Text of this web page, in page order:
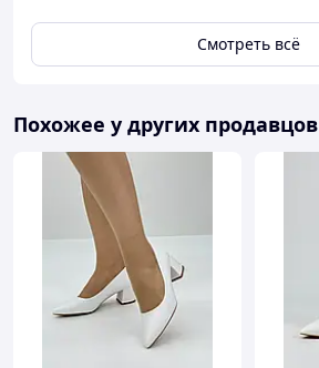
Смотреть всё
Похожее у других продавцов